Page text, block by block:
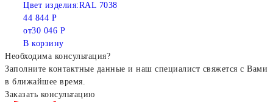
Цвет изделия:RAL 7038
44 844 Р
от30 046 Р
В корзину
Необходима консультация?
Заполните контактные данные и наш специалист свяжется с Вами
в ближайшее время.
Заказать консультацию